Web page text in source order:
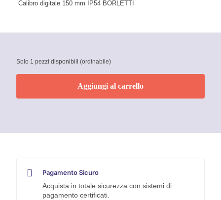
Calibro digitale 150 mm IP54 BORLETTI
Solo 1 pezzi disponibili (ordinabile)
Aggiungi al carrello
Pagamento Sicuro
Acquista in totale sicurezza con sistemi di
pagamento certificati.